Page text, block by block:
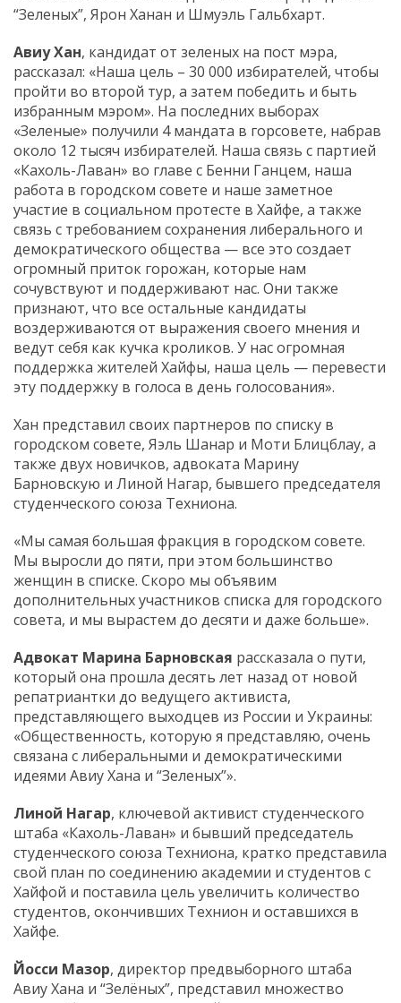
“Зеленых”, Ярон Ханан и Шмуэль Гальбхарт.
Авиу Хан, кандидат от зеленых на пост мэра,
рассказал: «Наша цель – 30 000 избирателей, чтобы
пройти во второй тур, а затем победить и быть
избранным мэром». На последних выборах
«Зеленые» получили 4 мандата в горсовете, набрав
около 12 тысяч избирателей. Наша связь с партией
«Кахоль-Лаван» во главе с Бенни Ганцем, наша
работа в городском совете и наше заметное
участие в социальном протесте в Хайфе, а также
связь с требованием сохранения либерального и
демократического общества — все это создает
огромный приток горожан, которые нам
сочувствуют и поддерживают нас. Они также
признают, что все остальные кандидаты
воздерживаются от выражения своего мнения и
ведут себя как кучка кроликов. У нас огромная
поддержка жителей Хайфы, наша цель — перевести
эту поддержку в голоса в день голосования».
Хан представил своих партнеров по списку в
городском совете, Яэль Шанар и Моти Блицблау, а
также двух новичков, адвоката Марину
Барновскую и Линой Нагар, бывшего председателя
студенческого союза Техниона.
«Мы самая большая фракция в городском совете.
Мы выросли до пяти, при этом большинство
женщин в списке. Скоро мы объявим
дополнительных участников списка для городского
совета, и мы вырастем до десяти и даже больше».
Адвокат Марина Барновская рассказала о пути,
который она прошла десять лет назад от новой
репатриантки до ведущего активиста,
представляющего выходцев из России и Украины:
«Общественность, которую я представляю, очень
связана с либеральными и демократическими
идеями Авиу Хана и “Зеленых”».
Линой Нагар, ключевой активист студенческого
штаба «Кахоль-Лаван» и бывший председатель
студенческого союза Техниона, кратко представила
свой план по соединению академии и студентов с
Хайфой и поставила цель увеличить количество
студентов, окончивших Технион и оставшихся в
Хайфе.
Йосси Мазор, директор предвыборного штаба
Авиу Хана и “Зелёных”, представил множество